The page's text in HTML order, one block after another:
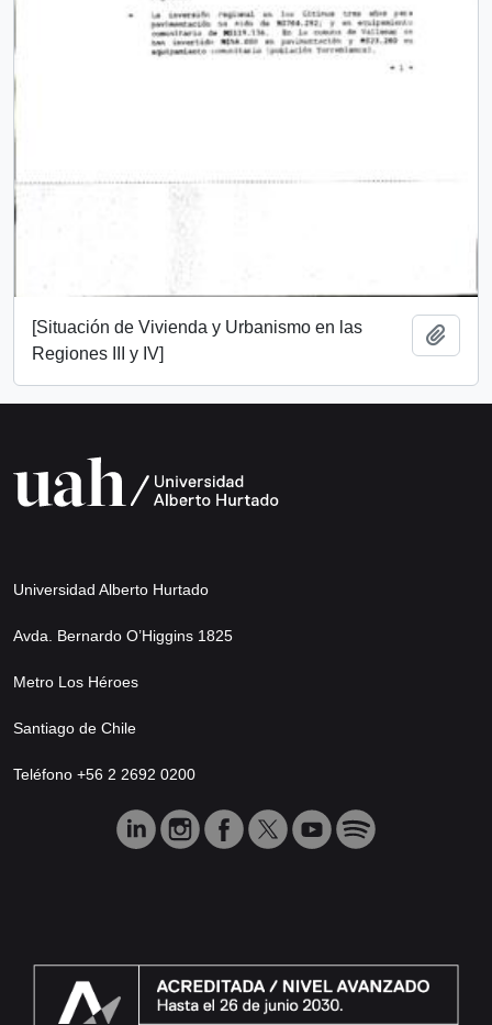
[Situación de Vivienda y Urbanismo en las
Regiones III y IV]
Universidad Alberto Hurtado
Avda. Bernardo O’Higgins 1825
Metro Los Héroes
Santiago de Chile
Teléfono +56 2 2692 0200